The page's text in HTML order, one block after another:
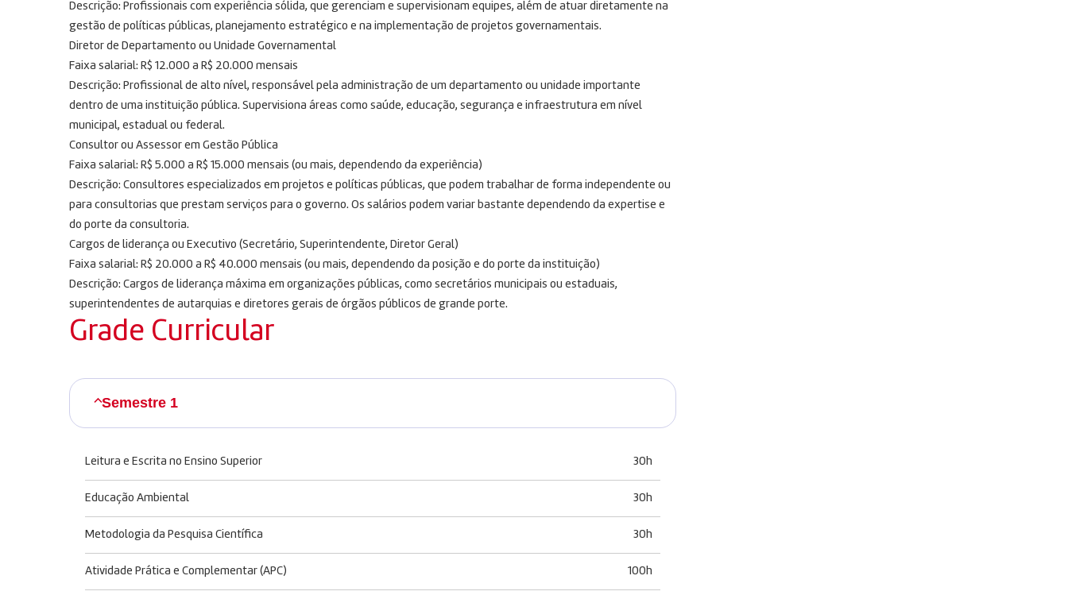
Descrição: Profissionais com experiência sólida, que gerenciam e supervisionam equipes, além de atuar diretamente na
gestão de políticas públicas, planejamento estratégico e na implementação de projetos governamentais.
Diretor de Departamento ou Unidade Governamental
Faixa salarial: R$ 12.000 a R$ 20.000 mensais
Descrição: Profissional de alto nível, responsável pela administração de um departamento ou unidade importante
dentro de uma instituição pública. Supervisiona áreas como saúde, educação, segurança e infraestrutura em nível
municipal, estadual ou federal.
Consultor ou Assessor em Gestão Pública
Faixa salarial: R$ 5.000 a R$ 15.000 mensais (ou mais, dependendo da experiência)
Descrição: Consultores especializados em projetos e políticas públicas, que podem trabalhar de forma independente ou
para consultorias que prestam serviços para o governo. Os salários podem variar bastante dependendo da expertise e
do porte da consultoria.
Cargos de liderança ou Executivo (Secretário, Superintendente, Diretor Geral)
Faixa salarial: R$ 20.000 a R$ 40.000 mensais (ou mais, dependendo da posição e do porte da instituição)
Descrição: Cargos de liderança máxima em organizações públicas, como secretários municipais ou estaduais,
superintendentes de autarquias e diretores gerais de órgãos públicos de grande porte.
Grade Curricular
Semestre 1
Leitura e Escrita no Ensino Superior 30h
Educação Ambiental 30h
Metodologia da Pesquisa Científica 30h
Atividade Prática e Complementar (APC) 100h